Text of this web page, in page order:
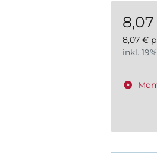
8,07 €
inkl.